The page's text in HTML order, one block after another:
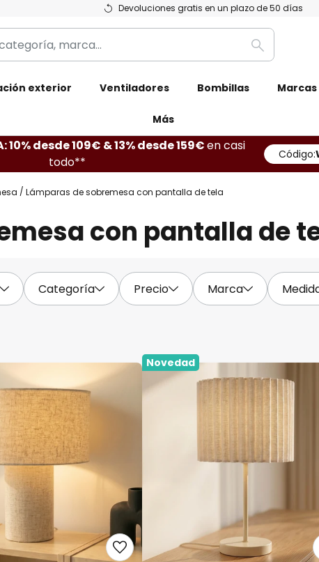
Devoluciones gratis en un plazo de 50 días
Buscar
exterior Ventiladores Bombillas Marcas
Más
10% desde 109€ & 13% desde 159€en casi
todo**
Código:
Lámparas de sobremesa con pantalla de tela
con pantalla de
Categoría Precio Marca
Novedad